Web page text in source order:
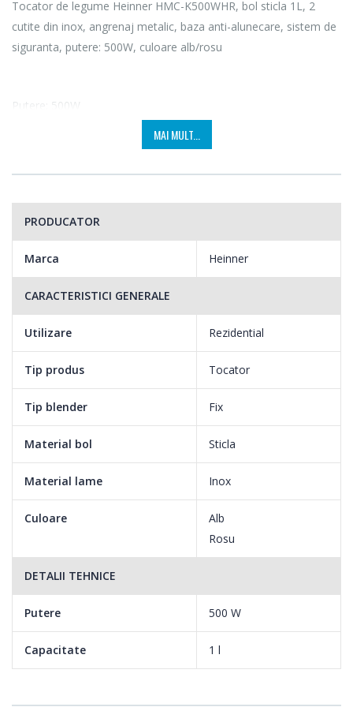
Tocator de legume Heinner HMC-K500WHR, bol sticla 1L, 2
cutite din inox, angrenaj metalic, baza anti-alunecare, sistem de
siguranta, putere: 500W, culoare alb/rosu
Putere: 500W
puternic de 500W, special construit pentru rezultate rapide si
eficiente.
Bol sticla 1L
Incapator si rezistent. Tocatorul vine la pachet cu un bol de
sticla de 1L, in care pot fi tocate cantitati considerabile de
2 cutite din inox
Cele doua cutite din inox sunt eficiente si durabile. Acestea sunt
menite sa taie fin orice tip de aliment vrei sa folosesti in retetele
tale.
Angrenaj metalic
MAI MULT...
PRODUCATOR
Marca Heinner
CARACTERISTICI GENERALE
Utilizare Rezidential
Tip produs Tocator
Tip blender Fix
Material bol Sticla
Material lame Inox
Culoare
Alb
Rosu
DETALII TEHNICE
Putere 500 W
Capacitate 1 l